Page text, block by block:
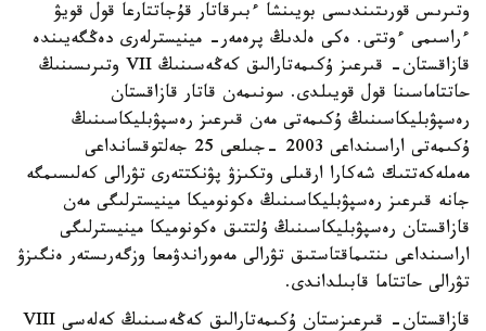
وتىرىس قورىتىندىسى بويىنشا ءبىرقاتار قۇجاتتارعا قول قويۋ
ءراسىمى ءوتتى. ەكى ەلدىڭ پرەمەر- مينيسترلەرى دەڭگەيىندە
قازاقستان- قىرعىز ۇكىمەتارالىق كەڭەسىنىڭ VII وتىرىسىنىڭ
حاتتاماسىنا قول قويىلدى. سونىمەن قاتار قازاقستان
رەسپۋبليكاسىنىڭ ۇكىمەتى مەن قىرعىز رەسپۋبليكاسىنىڭ
ۇكىمەتى اراسىنداعى 2003 -جىلعى 25 جەلتوقسانداعى
مەملەكەتتىك شەكارا ارقىلى وتكىزۋ پۋنكتتەرى تۋرالى كەلىسىمگە
جانە قىرعىز رەسپۋبليكاسىنىڭ ەكونوميكا مينيسترلىگى مەن
قازاقستان رەسپۋبليكاسىنىڭ ۇلتتىق ەكونوميكا مينيسترلىگى
اراسىنداعى ىنتىماقتاستىق تۋرالى مەموراندۋمعا وزگەرىستەر ەنگىزۋ
تۋرالى حاتتاما قابىلداندى.
قازاقستان- قىرعىزستان ۇكىمەتارالىق كەڭەسىنىڭ كەلەسى VIII